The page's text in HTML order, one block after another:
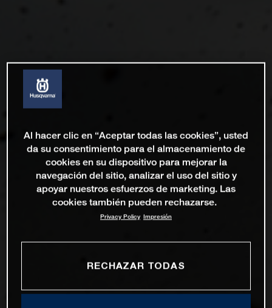
Al hacer clic en “Aceptar todas las cookies”, usted
da su consentimiento para el almacenamiento de
cookies en su dispositivo para mejorar la
navegación del sitio, analizar el uso del sitio y
apoyar nuestros esfuerzos de marketing. Las
cookies también pueden rechazarse.
Privacy Policy Impresión
RECHAZAR TODAS